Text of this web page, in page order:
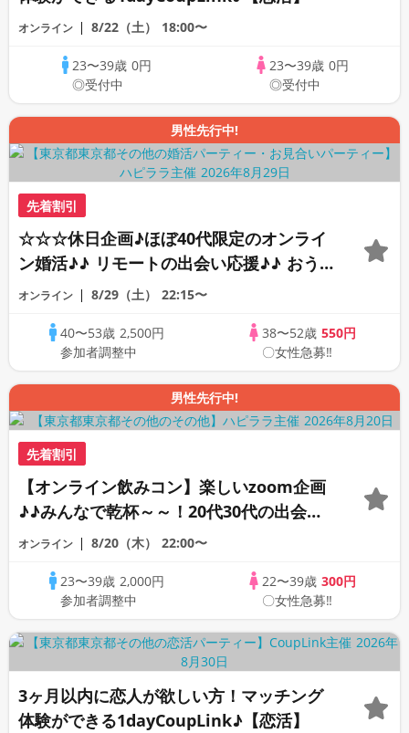
オンライン 8/22（土） 18:00〜
23〜39歳0円
◎受付中
23〜39歳 0円
◎受付中
男性先行中!
先着割引
☆☆☆休日企画♪ほぼ40代限定のオンライ
ン婚活♪♪ リモートの出会い応援♪♪ おう
ちで乾杯しませんか♪♪ ☆全国の方が対象
PARTY!!
オンライン 8/29（土） 22:15〜
40〜53歳 2,500円
参加者調整中
38〜52歳 550円
〇女性急募‼
男性先行中!
先着割引
【オンライン飲みコン】楽しいzoom企画
♪♪みんなで乾杯～～！20代30代の出会い
応援♪♪リモートパーティー♪♪友達作りか
う♪☆全国の方が対象☆司会進行あり♪♪♪
オンライン 8/20（木） 22:00〜
23〜39歳 2,000円
参加者調整中
22〜39歳 300円
〇女性急募‼
3ヶ月以内に恋人が欲しい方！マッチング
体験ができる1dayCoupLink♪【恋活】